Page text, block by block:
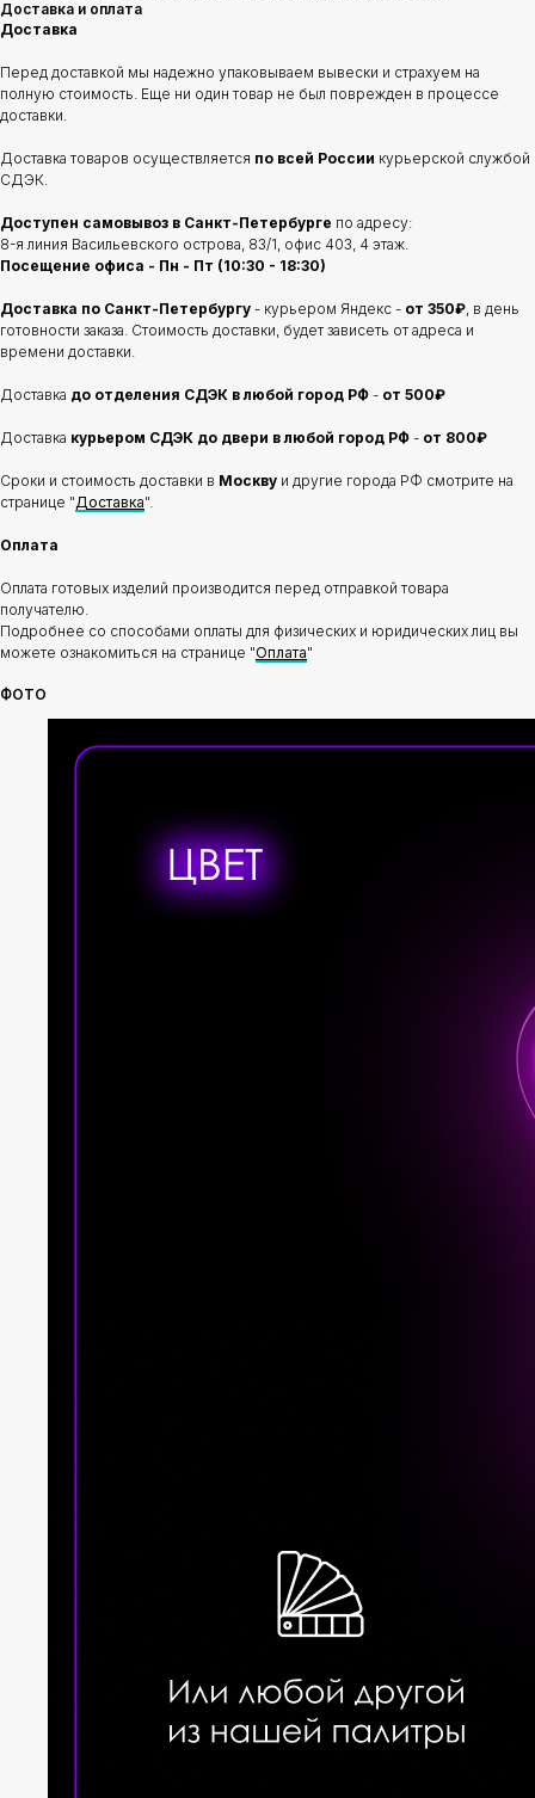
Доставка и оплата
Доставка
Перед доставкой мы надежно упаковываем вывески и страхуем на
полную стоимость. Еще ни один товар не был поврежден в процессе
доставки.
Доставка товаров осуществляется по всей России курьерской службой
СДЭК.
Доступен самовывоз в Санкт-Петербурге по адресу:
8-я линия Васильевского острова, 83/1, офис 403, 4 этаж.
Посещение офиса - Пн - Пт (10:30 - 18:30)
Доставка по Санкт-Петербургу - курьером Яндекс - от 350₽, в день
готовности заказа. Стоимость доставки, будет зависеть от адреса и
времени доставки.
Доставка до отделения СДЭК в любой город РФ - от 500₽
Доставка курьером СДЭК до двери в любой город РФ - от 800₽
Сроки и стоимость доставки в Москву и другие города РФ смотрите на
странице "Доставка".
Оплата
Оплата готовых изделий производится перед отправкой товара
получателю.
Подробнее со способами оплаты для физических и юридических лиц вы
можете ознакомиться на странице "Оплата"
ФОТО